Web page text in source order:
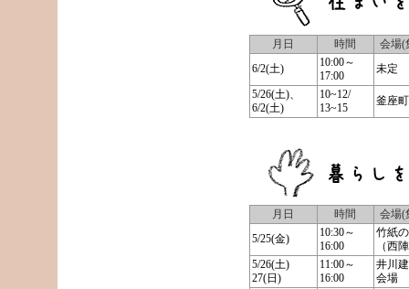
月日 時間
会場(
6/2(土)
10:00～
17:00
未定
5/26(土)、
6/2(土)
10~12/
13~15
釜座
月日 時間
会場(
5/25(金)
10:30～
16:00
竹紙
（西
5/26(土)
27(日)
11:00～
16:00
井川
会場